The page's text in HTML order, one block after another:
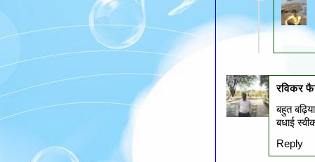
रविकर
बहुत
बधाई
Reply